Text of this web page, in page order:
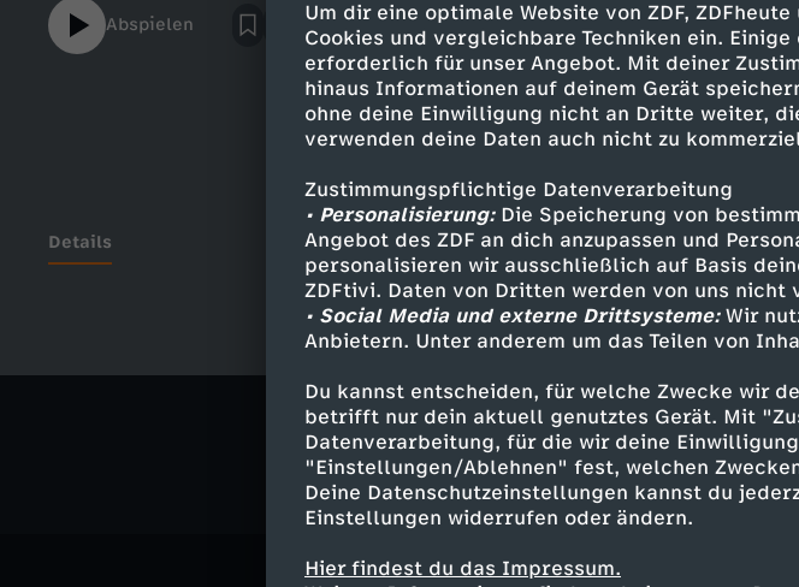
Um dir eine optimale Website von ZDF,
Cookies und vergleichbare Techniken ein.
erforderlich für unser Angebot. Mit deiner
hinaus Informationen auf deinem Gerät
ohne deine Einwilligung nicht an Dritte weiter,
verwenden deine Daten auch nicht zu
Zustimmungspflichtige Datenverarbeitung
• Personalisierung:Die Speicherung von
Angebot des ZDF an dich anzupassen und
personalisieren wir ausschließlich auf Basis
ZDFtivi. Daten von Dritten werden von uns nicht
• Social Media und externe Drittsysteme:Wir
Anbietern. Unter anderem um das Teilen von
Du kannst entscheiden, für welche Zwecke wir
betrifft nur dein aktuell genutztes Gerät. Mit
Datenverarbeitung, für die wir deine
"Einstellungen/Ablehnen" fest, welchen
Deine Datenschutzeinstellungen kannst du
Einstellungen widerrufen oder ändern.
Hier findest du das Impressum.
Abspielen
Details
Ähnliche Inhalte entdecken
Sport Magazin informativ